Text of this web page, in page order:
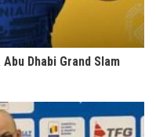
Dhabi Grand Slam